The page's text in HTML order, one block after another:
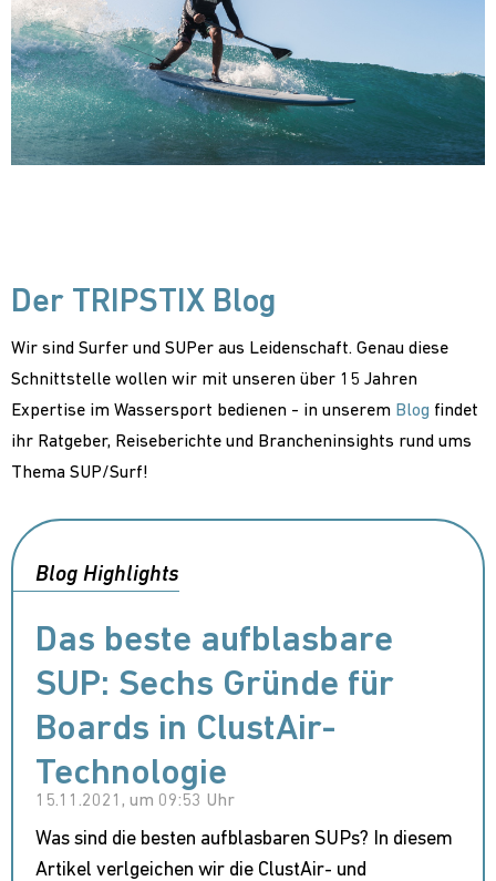
Der TRIPSTIX Blog
Wir sind Surfer und SUPer aus Leidenschaft. Genau diese
Schnittstelle wollen wir mit unseren über 15 Jahren
Expertise im Wassersport bedienen - in unserem Blog findet
ihr Ratgeber, Reiseberichte und Brancheninsights rund ums
Thema SUP/Surf!
Blog Highlights
Das beste aufblasbare
SUP: Sechs Gründe für
Boards in ClustAir-
Technologie
15.11.2021, um 09:53 Uhr
Was sind die besten aufblasbaren SUPs? In diesem
Artikel verlgeichen wir die ClustAir- und